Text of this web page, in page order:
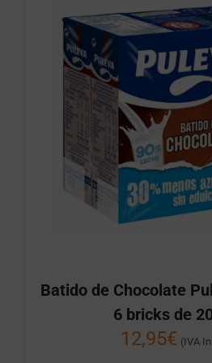
Batido de Chocolate
6 bricks de
12,95€ (IVA